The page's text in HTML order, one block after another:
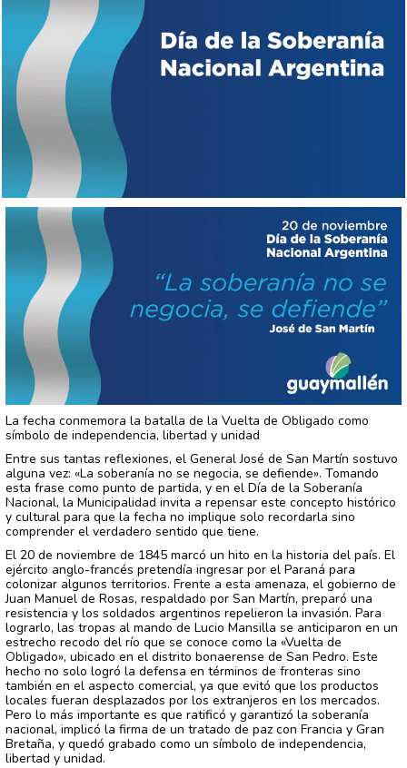
La fecha conmemora la batalla de la Vuelta de Obligado como
símbolo de independencia, libertad y unidad
Entre sus tantas reflexiones, el General José de San Martín sostuvo
alguna vez: «La soberanía no se negocia, se defiende». Tomando
esta frase como punto de partida, y en el Día de la Soberanía
Nacional, la Municipalidad invita a repensar este concepto histórico
y cultural para que la fecha no implique solo recordarla sino
comprender el verdadero sentido que tiene.
El 20 de noviembre de 1845 marcó un hito en la historia del país. El
ejército anglo-francés pretendía ingresar por el Paraná para
colonizar algunos territorios. Frente a esta amenaza, el gobierno de
Juan Manuel de Rosas, respaldado por San Martín, preparó una
resistencia y los soldados argentinos repelieron la invasión. Para
lograrlo, las tropas al mando de Lucio Mansilla se anticiparon en un
estrecho recodo del río que se conoce como la «Vuelta de
Obligado», ubicado en el distrito bonaerense de San Pedro. Este
hecho no solo logró la defensa en términos de fronteras sino
también en el aspecto comercial, ya que evitó que los productos
locales fueran desplazados por los extranjeros en los mercados.
Pero lo más importante es que ratificó y garantizó la soberanía
nacional, implicó la firma de un tratado de paz con Francia y Gran
Bretaña, y quedó grabado como un símbolo de independencia,
libertad y unidad.